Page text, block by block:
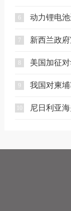
6 动力锂电
7 新西兰政
美国加征
9 我国对柬
尼日利亚